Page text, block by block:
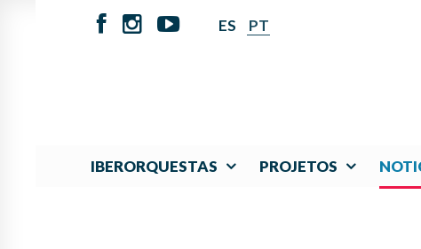
ES PT
IBERORQUESTAS PROJETOS